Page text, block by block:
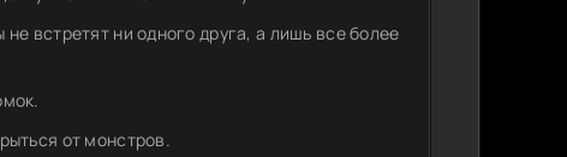
встретят ни одного друга, а лишь все более
от монстров.